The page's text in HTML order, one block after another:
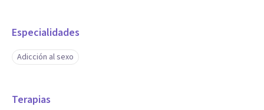
Especialidades
Adicción al sexo
Terapias